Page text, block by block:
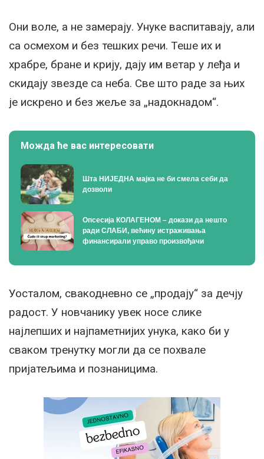
Они воле, а не замерају. Унуке васпитавају, али
са осмехом и без тешких речи. Теше их и
храбре, бране и крију, дају им ветар у леђа и
скидају звезде са неба. Све што раде за њих
је искрено и без жеље за „надокнадом“.
Можда ће вас интересовати
Шта НИЈЕДНА мајка не би смела себи да
дозволи
Опсесија КОЛАГЕНОМ – докази да нешто
ради СЛАБИ, већину истраживања
финансирали управо произвођачи
Уосталом, свакодневно се „продају“ за дечју
радост. У новчанику увек носе слике
најлепших и најпаметнијих унука, како би у
сваком тренутку могли да се похвале
пријатељима и познаницима.